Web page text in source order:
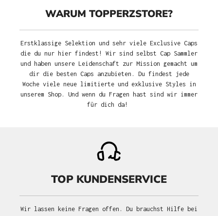
WARUM TOPPERZSTORE?
Erstklassige Selektion und sehr viele Exclusive Caps
die du nur hier findest! Wir sind selbst Cap Sammler
und haben unsere Leidenschaft zur Mission gemacht um
dir die besten Caps anzubieten. Du findest jede
Woche viele neue limitierte und exklusive Styles in
unserem Shop. Und wenn du Fragen hast sind wir immer
für dich da!
TOP KUNDENSERVICE
Wir lassen keine Fragen offen. Du brauchst Hilfe bei